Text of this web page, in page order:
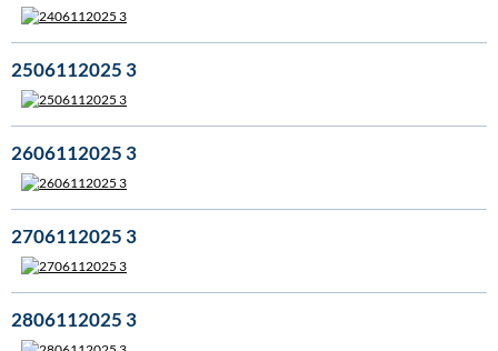
2506112025 3
2606112025 3
2706112025 3
2806112025 3